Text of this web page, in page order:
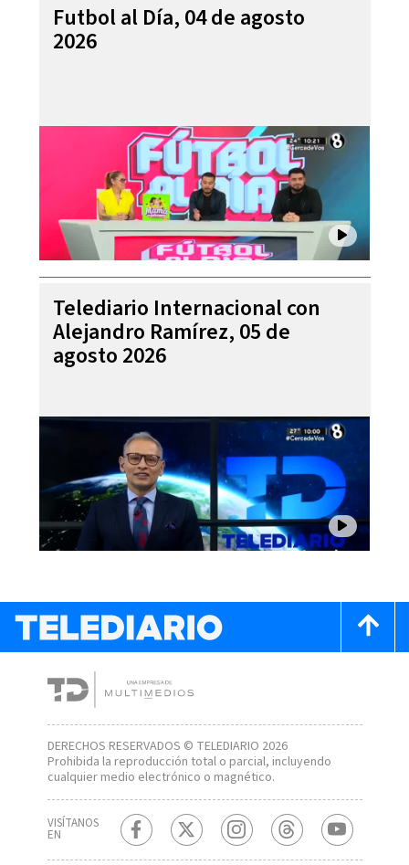
Futbol al Día, 04 de agosto
2026
Telediario Internacional con
Alejandro Ramírez, 05 de
agosto 2026
DERECHOS RESERVADOS © TELEDIARIO 2026
Prohibida la reproducción total o parcial, incluyendo
cualquier medio electrónico o magnético.
VISÍTANOS
EN